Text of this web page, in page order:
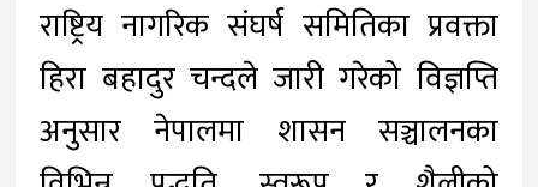
राष्ट्रिय नागरिक संघर्ष समितिका प्रवक्ता
हिरा बहादुर चन्दले जारी गरेको विज्ञप्ति
अनुसार नेपालमा शासन सञ्चालनका